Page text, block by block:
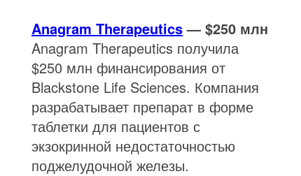
Anagram Therapeutics— $250 млн
Anagram Therapeutics получила
$250 млн финансирования от
Blackstone Life Sciences. Компания
разрабатывает препарат в форме
таблетки для пациентов с
экзокринной недостаточностью
поджелудочной железы.